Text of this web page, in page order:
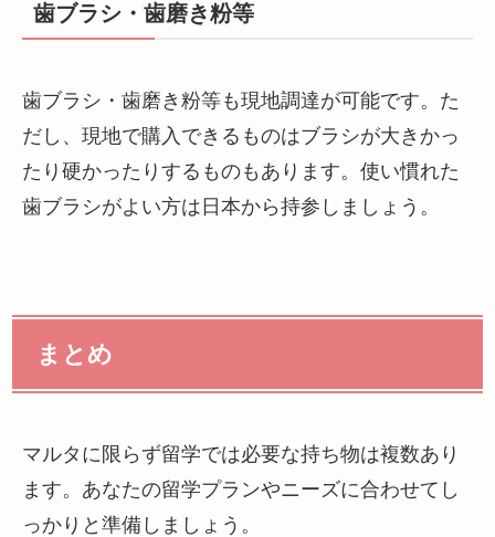
歯ブラシ・歯磨き粉等
歯ブラシ・歯磨き粉等も現地調達が可能です。た
だし、現地で購入できるものはブラシが大きかっ
たり硬かったりするものもあります。使い慣れた
歯ブラシがよい方は日本から持参しましょう。
まとめ
マルタに限らず留学では必要な持ち物は複数あり
ます。あなたの留学プランやニーズに合わせてし
っかりと準備しましょう。